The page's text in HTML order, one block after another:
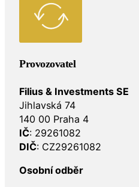
Provozovatel
Filius & Investments SE
Jihlavská 74
140 00 Praha 4
IČ: 29261082
DIČ: CZ29261082
Osobní odběr